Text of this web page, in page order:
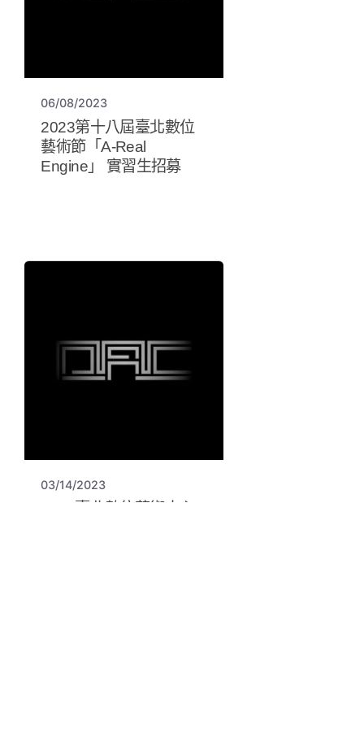
06/08/2023
2023第十八屆臺北數位
藝術節「A-Real
Engine」 實習生招募
03/14/2023